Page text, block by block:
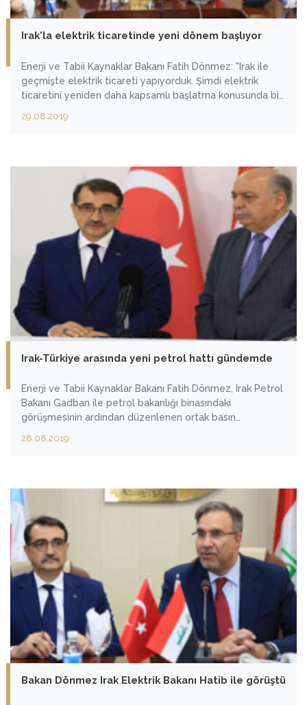
Irak'la elektrik ticaretinde yeni dönem başlıyor
Enerji ve Tabii Kaynaklar Bakanı Fatih Dönmez: "Irak ile
geçmişte elektrik ticareti yapıyorduk. Şimdi elektrik
ticaretini yeniden daha kapsamlı başlatma konusunda bir
29.08.2019
Irak-Türkiye arasında yeni petrol hattı gündemde
Enerji ve Tabii Kaynaklar Bakanı Fatih Dönmez, Irak Petrol
Bakanı Gadban ile petrol bakanlığı binasındaki
görüşmesinin ardından düzenlenen ortak basın
olduğunu söyledi.
28.08.2019
Bakan Dönmez Irak Elektrik Bakanı Hatib ile görüştü